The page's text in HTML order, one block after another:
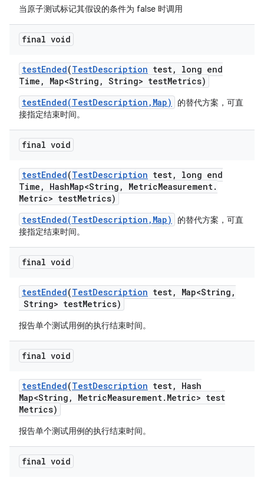
当原子测试标记其假设的条件为 false 时调用
final void
testEnded(TestDescription test,
long end
Time , Map<String , String> testMetrics)
testEnded(TestDescription,Map)
的替代方案，可直
接指定结束时间。
final void
testEnded(TestDescription test,
long end
Time , HashMap<String , MetricMeasurement.
Metric> testMetrics)
testEnded(TestDescription,Map)
的替代方案，可直
接指定结束时间。
final void
testEnded(TestDescription test, Map<String ,
String> testMetrics)
报告单个测试用例的执行结束时间。
final void
testEnded(TestDescription test,
Hash
Map<String , MetricMeasurement. Metric> test
Metrics)
报告单个测试用例的执行结束时间。
final void